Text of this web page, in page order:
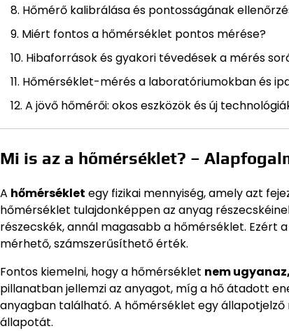
Hőmérő kalibrálása és pontosságának
Miért fontos a hőmérséklet pontos mérése?
Hibaforrások és gyakori tévedések a mérés
Hőmérséklet-mérés a laboratóriumokban és
A jövő hőmérői: okos eszközök és új
Mi is az a hőmérséklet? –
A hőmérséklet egy fizikai mennyiség, amely azt
hőmérséklet tulajdonképpen az anyag
részecskék, annál magasabb a hőmérséklet.
mérhető, számszerűsíthető érték.
Fontos kiemelni, hogy a hőmérséklet nem
pillanatban jellemzi az anyagot, míg a hő átadott
anyagban található. A hőmérséklet egy
állapotát.